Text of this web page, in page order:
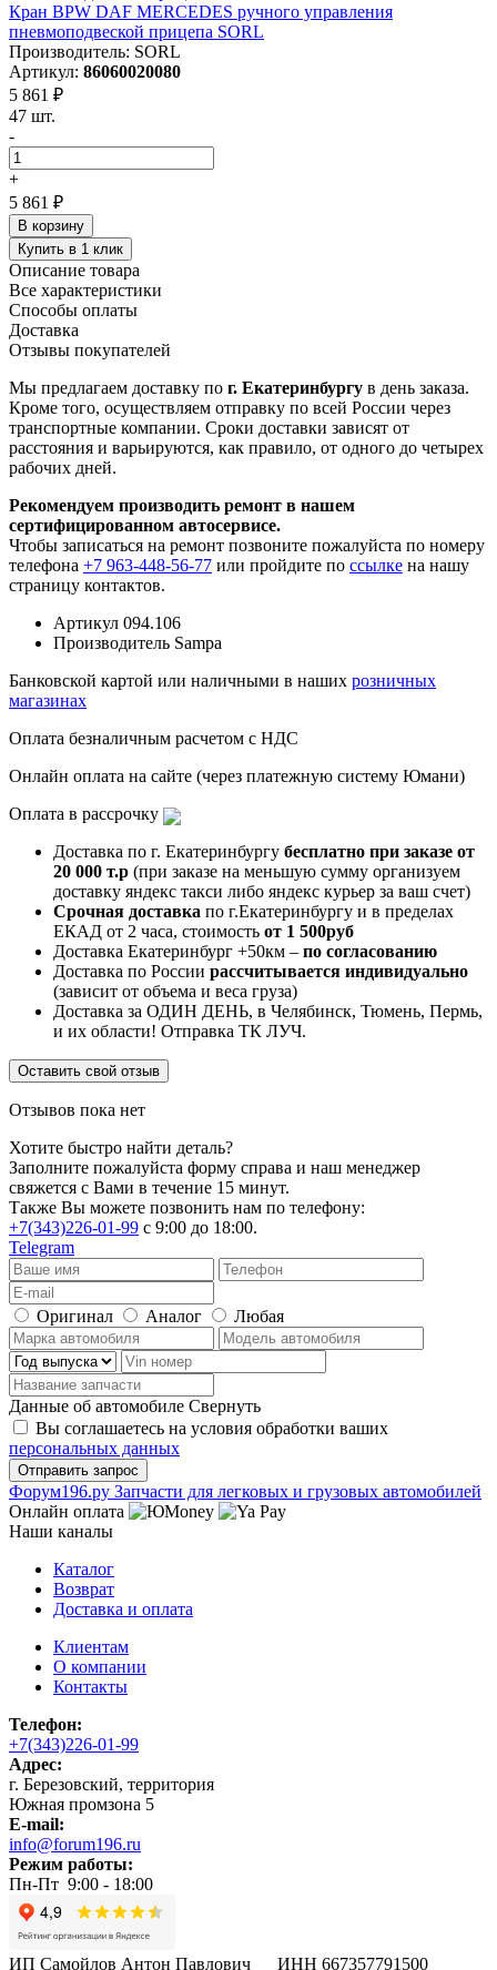
Кран BPW DAF MERCEDES ручного управления
пневмоподвеской прицепа SORL
Производитель: SORL
Артикул: 86060020080
5 861 ₽
47 шт.
-
+
5 861 ₽
В корзину
Купить в 1 клик
Описание товара
Все характеристики
Способы оплаты
Доставка
Отзывы покупателей
Мы предлагаем доставку по г. Екатеринбургу в день заказа.
Кроме того, осуществляем отправку по всей России через
транспортные компании. Сроки доставки зависят от
расстояния и варьируются, как правило, от одного до четырех
рабочих дней.
Рекомендуем производить ремонт в нашем
сертифицированном автосервисе.
Чтобы записаться на ремонт позвоните пожалуйста по номеру
телефона +7 963-448-56-77 или пройдите по ссылке на нашу
страницу контактов.
Артикул 094.106
Производитель Sampa
Банковской картой или наличными в наших розничных
магазинах
Оплата безналичным расчетом с НДС
Онлайн оплата на сайте (через платежную систему Юмани)
Оплата в рассрочку
Доставка по г. Екатеринбургу бесплатно при заказе от
20 000 т.р (при заказе на меньшую сумму организуем
доставку яндекс такси либо яндекс курьер за ваш счет)
Срочная доставка по г.Екатеринбургу и в пределах
ЕКАД от 2 часа, стоимость от 1 500руб
Доставка Екатеринбург +50км – по согласованию
Доставка по России рассчитывается индивидуально
(зависит от объема и веса груза)
Доставка за ОДИН ДЕНЬ, в Челябинск, Тюмень, Пермь,
и их области! Отправка ТК ЛУЧ.
Оставить свой отзыв
Отзывов пока нет
Хотите быстро найти деталь?
Заполните пожалуйста форму справа и наш менеджер
свяжется с Вами в течение 15 минут.
Также Вы можете позвонить нам по телефону:
+7(343)226-01-99 с 9:00 до 18:00.
Telegram
Оригинал Аналог Любая
Данные об автомобиле Свернуть
Вы соглашаетесь на условия обработки ваших
персональных данных
Фoрум196.ру Запчасти для легковых и грузовых автомобилей
Онлайн оплата
Наши каналы
Каталог
Возврат
Доставка и оплата
Клиентам
О компании
Контакты
Телефон:
+7(343)226-01-99
Адрес:
г. Березовский, территория
Южная промзона 5
E-mail:
info@forum196.ru
Режим работы:
Пн-Пт 9:00 - 18:00
ИП Самойлов Антон Павлович ИНН 667357791500